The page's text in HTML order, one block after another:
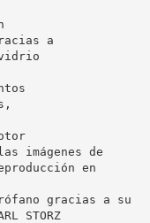
a
imágenes de
en
gracias a su
STORZ